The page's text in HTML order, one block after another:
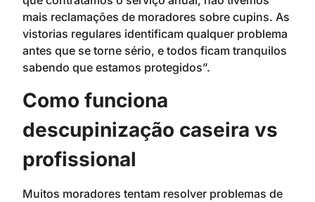
mais reclamações de moradores sobre cupins. As
vistorias regulares identificam qualquer problema
antes que se torne sério, e todos ficam tranquilos
sabendo que estamos protegidos”.
Como funciona
descupinização caseira vs
profissional
Muitos moradores tentam resolver problemas de